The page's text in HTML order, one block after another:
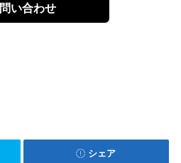
い合わせ
シェア